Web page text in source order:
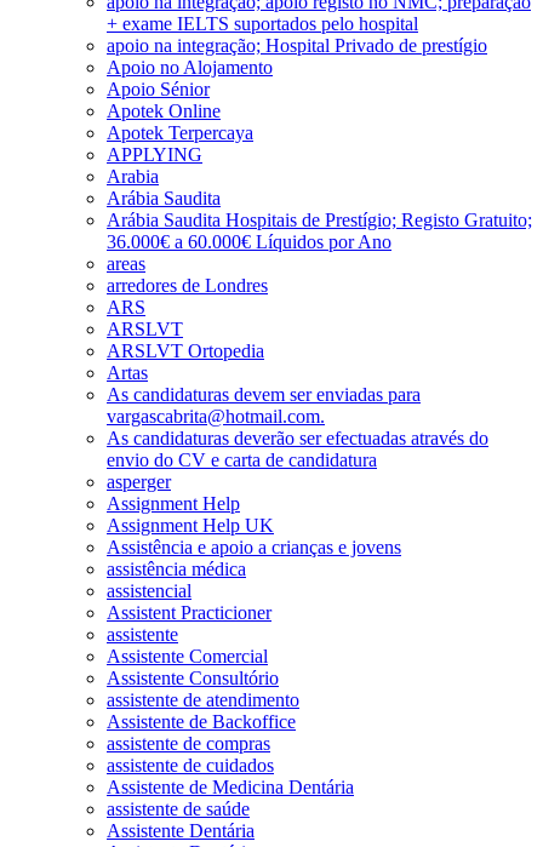
+ exame IELTS suportados pelo hospital
apoio na integração; Hospital Privado de prestígio
Apoio no Alojamento
Apoio Sénior
Apotek Online
Apotek Terpercaya
APPLYING
Arabia
Arábia Saudita
Arábia Saudita Hospitais de Prestígio; Registo Gratuito;
36.000€ a 60.000€ Líquidos por Ano
areas
arredores de Londres
ARS
ARSLVT
ARSLVT Ortopedia
Artas
As candidaturas devem ser enviadas para
vargascabrita@hotmail.com.
As candidaturas deverão ser efectuadas através do
envio do CV e carta de candidatura
asperger
Assignment Help
Assignment Help UK
Assistência e apoio a crianças e jovens
assistência médica
assistencial
Assistent Practicioner
assistente
Assistente Comercial
Assistente Consultório
assistente de atendimento
Assistente de Backoffice
assistente de compras
assistente de cuidados
Assistente de Medicina Dentária
assistente de saúde
Assistente Dentária